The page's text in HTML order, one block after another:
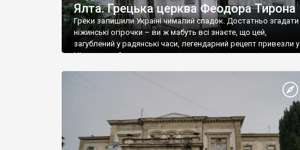
Ялта. Грецька церква Феодора Тирона
Греки залишили Україні чималий спадок. Достатньо згадати
ніжинські огірочки – ви ж мабуть всі знаєте, що цей,
загублений у радянські часи, легендарний рецепт привезли у
Ніжин греки?